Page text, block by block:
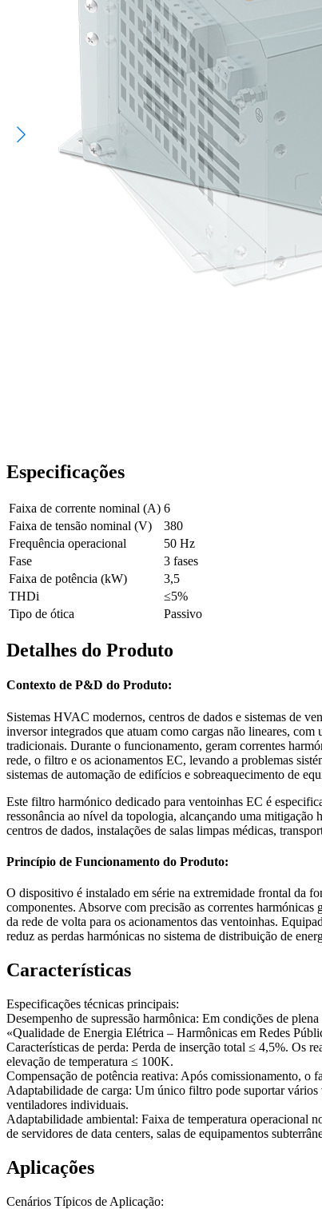
Especificações
Faixa de corrente nominal (A) 6
Faixa de tensão nominal (V)
380
Frequência operacional
50 Hz
Fase
3 fases
Faixa de potência (kW)
3,5
THDi
≤5%
Tipo de ótica
Passivo
Detalhes do Produto
Contexto de P&D do Produto:
Sistemas HVAC modernos, centros de dados e sistemas de
inversor integrados que atuam como cargas não lineares,
tradicionais. Durante o funcionamento, geram correntes
rede, o filtro e os acionamentos EC, levando a problemas
sistemas de automação de edifícios e sobreaquecimento de
Este filtro harmónico dedicado para ventoinhas EC é
ressonância ao nível da topologia, alcançando uma mitigação
centros de dados, instalações de salas limpas médicas,
Princípio de Funcionamento do Produto:
O dispositivo é instalado em série na extremidade frontal da
componentes. Absorve com precisão as correntes
da rede de volta para os acionamentos das ventoinhas.
reduz as perdas harmónicas no sistema de distribuição de
Características
Especificações técnicas principais:
Desempenho de supressão harmônica: Em condições de
«Qualidade de Energia Elétrica – Harmônicas em Redes
Características de perda: Perda de inserção total ≤ 4,5%. Os
elevação de temperatura ≤ 100K.
Compensação de potência reativa: Após comissionamento, o
Adaptabilidade de carga: Um único filtro pode suportar
ventiladores individuais.
Adaptabilidade ambiental: Faixa de temperatura operacional
de servidores de data centers, salas de equipamentos
Aplicações
Cenários Típicos de Aplicação: